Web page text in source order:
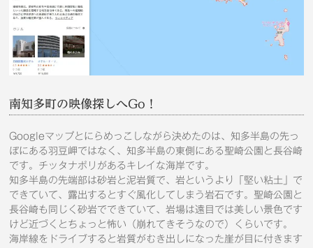
南知多町の映像探しへGo！
Googleマップとにらめっこしながら決めたのは、知多半島の先っ
ぽにある羽豆岬ではなく、知多半島の東側にある聖崎公園と長谷崎
です。チッタナポリがあるキレイな海岸です。
知多半島の先端部は砂岩と泥岩質で、岩というより「堅い粘土」で
できていて、露出するとすぐ風化してしまう岩石です。聖崎公園と
長谷崎も同じく砂岩でできていて、岩場は遠目では美しい景色です
けど近づくとちょっと怖い（崩れてきそうなので）くらいです。
海岸線をドライブすると岩質がむき出しになった崖が目に付きます